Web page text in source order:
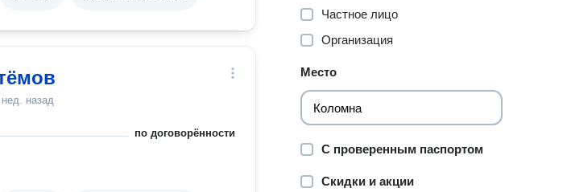
нед. назад
по договорённости
Частное лицо
Организация
Место
С проверенным паспортом
Скидки и акции